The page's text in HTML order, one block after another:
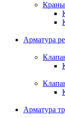
Арматура
Арматура